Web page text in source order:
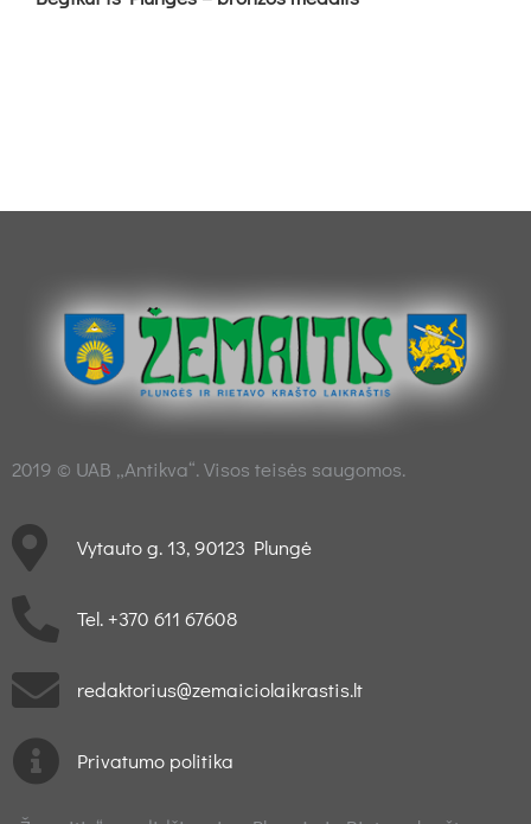
2019 © UAB „Antikva“. Visos teisės saugomos.
Vytauto g. 13, 90123 Plungė
Tel. +370 611 67608
redaktorius@zemaiciolaikrastis.lt
Privatumo politika